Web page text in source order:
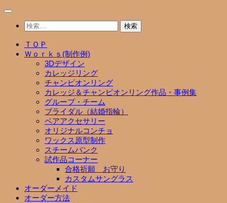
コ
検
索:
ＴＯＰ
Ｗｏｒｋｓ(制作例)
3Dデザイン
カレッジリング
チャンピオンリング
カレッジ＆チャンピオンリング作品・事例集
グループ・チーム
ブライダル（結婚指輪）
ペアアクセサリー
オリジナルコンチョ
ワックス原型制作
スチームパンク
試作品コーナー
合格祈願 お守り
カスタムサングラス
オーダーメイド
オーダー方法